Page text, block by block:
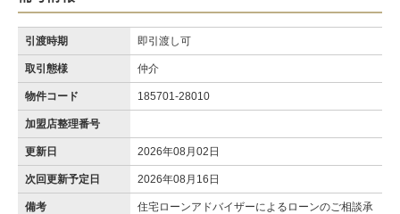
引渡時期 即引渡し可
取引態様 仲介
物件コード 185701-28010
加盟店整理番号
更新日 2026年08月02日
次回更新予定日 2026年08月16日
備考
住宅ローンアドバイザーによるローンのご相談承